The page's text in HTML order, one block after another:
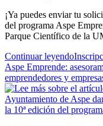
¡Ya puedes enviar tu
del programa Aspe
Parque Científico de la
Continuar leyendo
Aspe Emprende:
emprendedores y